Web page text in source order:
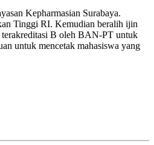
Kepharmasian Surabaya.
Tinggi RI. Kemudian beralih ijin
terakreditasi B oleh BAN-PT untuk
untuk mencetak mahasiswa yang